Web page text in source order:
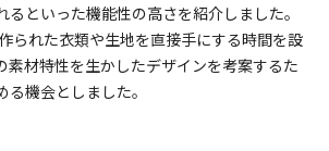
るといった機能性の高さを紹介しました。
られた衣類や生地を直接手にする時間を設
素材特性を生かしたデザインを考案するた
機会としました。